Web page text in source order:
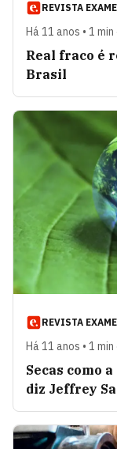
REVISTA EXAME
Há 11 anos • 1
Real fraco é
Brasil
REVISTA EXAME
Há 11 anos • 1
Secas como
diz Jeffrey